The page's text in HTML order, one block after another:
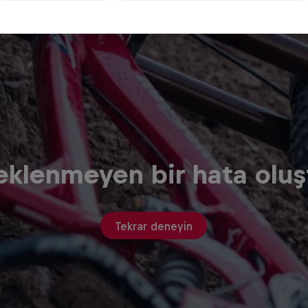
bir hata
Tekrar deneyin